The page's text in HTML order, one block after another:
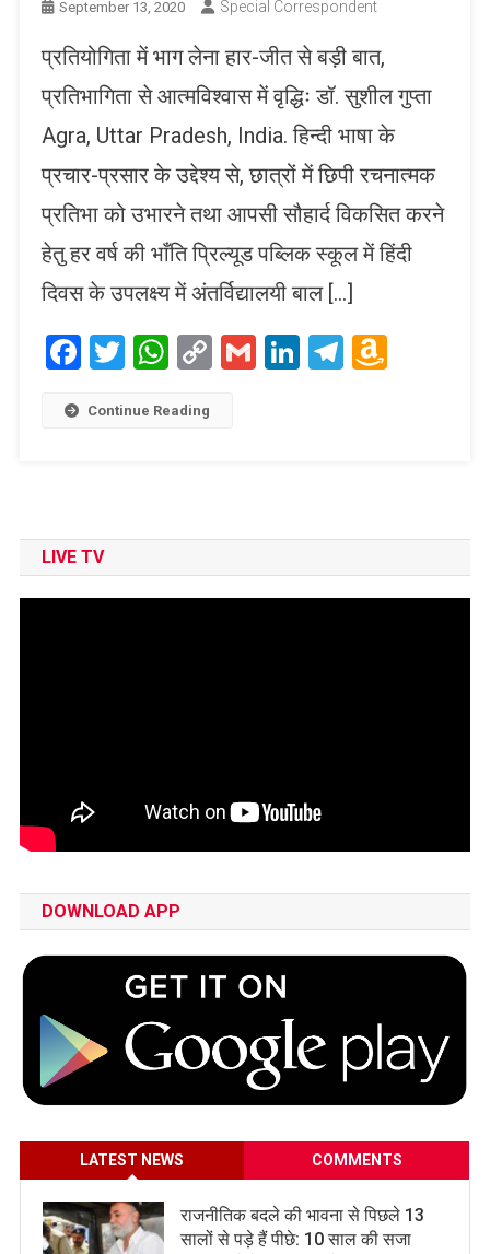
September 13, 2020 Special Correspondent
प्रतियोगिता में भाग लेना हार-जीत से बड़ी बात,
प्रतिभागिता से आत्मविश्वास में वृद्धिः डॉ. सुशील गुप्ता
Agra, Uttar Pradesh, India. हिन्दी भाषा के
प्रचार-प्रसार के उद्देश्य से, छात्रों में छिपी रचनात्मक
प्रतिभा को उभारने तथा आपसी सौहार्द विकसित करने
हेतु हर वर्ष की भाँति प्रिल्यूड पब्लिक स्कूल में हिंदी
दिवस के उपलक्ष्य में अंतर्विद्यालयी बाल […]
Facebook
Twitter
WhatsApp
CopyGmailLinkedIn
Telegram
Continue Reading
LIVE TV
DOWNLOAD APP
LATEST NEWS COMMENTS
राजनीतिक बदले की भावना से पिछले 13
सालों से पड़े हैं पीछे: 10 साल की सजा